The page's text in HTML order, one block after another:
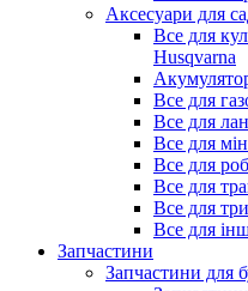
Аксесуари для
Все для
Husqvarna
Все для
Все для
Все для
Все для
Все для
Все для
Все для
Запчастини
Запчастини для